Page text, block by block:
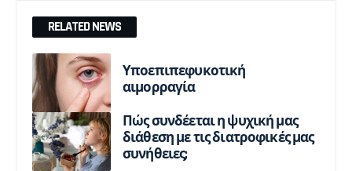
RELATED NEWS
Υποεπιπεφυκοτική
αιμορραγία
Πώς συνδέεται η ψυχική μας
διάθεση με τις διατροφικές μας
συνήθειες;